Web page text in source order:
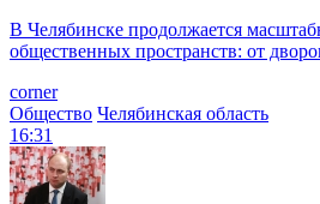
В Челябинске продолжается
общественных пространств: от
corner
Общество Челябинская область
16:31